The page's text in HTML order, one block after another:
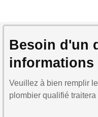
Besoin d'un
informations
Veuillez à bien remplir
plombier qualifié